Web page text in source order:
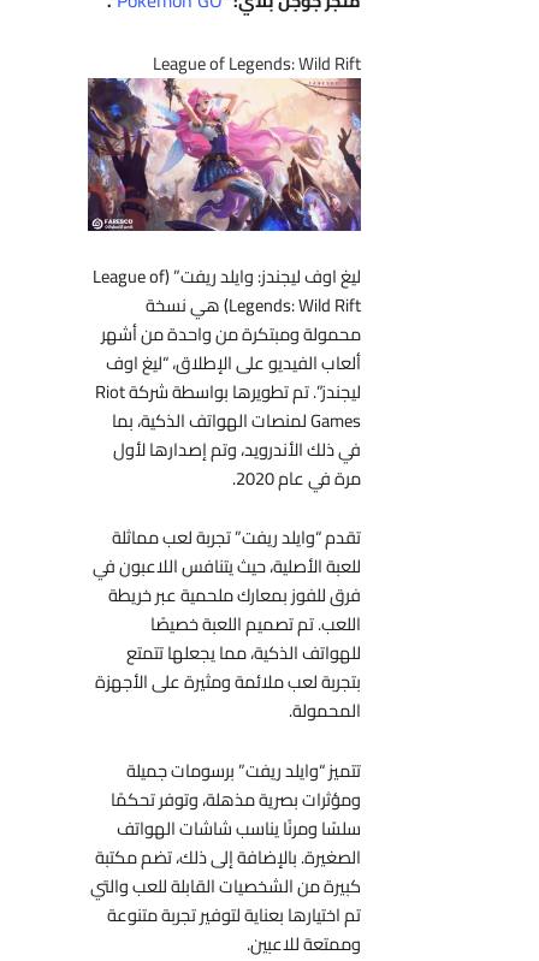
League of Legends: Wild Rift
ليغ اوف ليجندز: وايلد ريفت” (League of
Legends: Wild Rift) هي نسخة
محمولة ومبتكرة من واحدة من أشهر
ألعاب الفيديو على الإطلاق، “ليغ اوف
ليجندز”. تم تطويرها بواسطة شركة Riot
Games لمنصات الهواتف الذكية، بما
في ذلك الأندرويد، وتم إصدارها لأول
مرة في عام 2020.
تقدم “وايلد ريفت” تجربة لعب مماثلة
للعبة الأصلية، حيث يتنافس اللاعبون في
فرق للفوز بمعارك ملحمية عبر خريطة
اللعب. تم تصميم اللعبة خصيصًا
للهواتف الذكية، مما يجعلها تتمتع
بتجربة لعب ملائمة ومثيرة على الأجهزة
المحمولة.
تتميز “وايلد ريفت” برسومات جميلة
ومؤثرات بصرية مذهلة، وتوفر تحكمًا
سلسًا ومرنًا يناسب شاشات الهواتف
الصغيرة. بالإضافة إلى ذلك، تضم مكتبة
كبيرة من الشخصيات القابلة للعب والتي
تم اختيارها بعناية لتوفير تجربة متنوعة
وممتعة للاعبين.